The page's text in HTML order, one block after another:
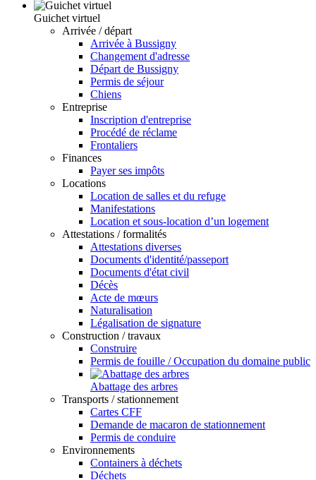
Guichet virtuel
Arrivée / départ
Arrivée à Bussigny
Changement d'adresse
Départ de Bussigny
Permis de séjour
Chiens
Entreprise
Inscription d'entreprise
Procédé de réclame
Frontaliers
Finances
Payer ses impôts
Locations
Location de salles et du refuge
Manifestations
Location et sous-location d’un logement
Attestations / formalités
Attestations diverses
Documents d'identité/passeport
Documents d'état civil
Décès
Acte de mœurs
Naturalisation
Légalisation de signature
Construction / travaux
Construire
Permis de fouille / Occupation du domaine public
Abattage des arbres
Transports / stationnement
Cartes CFF
Demande de macaron de stationnement
Permis de conduire
Environnements
Containers à déchets
Déchets